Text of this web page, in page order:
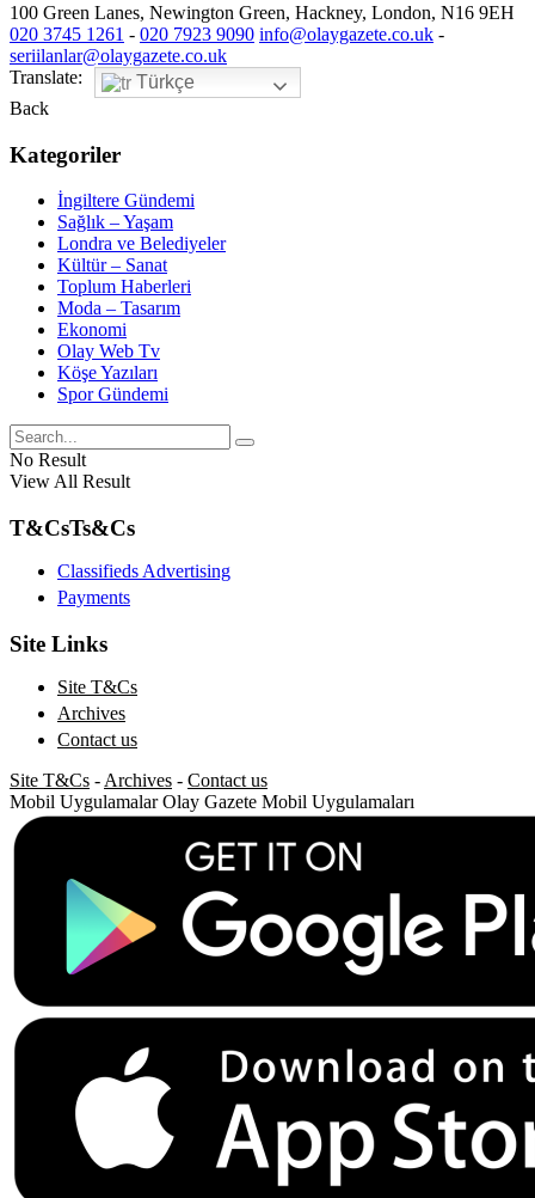
100 Green Lanes, Newington Green, Hackney, London, N16 9EH
020 3745 1261 - 020 7923 9090 info@olaygazete.co.uk -
seriilanlar@olaygazete.co.uk
Translate:
Türkçe
Back
Kategoriler
İngiltere Gündemi
Sağlık – Yaşam
Londra ve Belediyeler
Kültür – Sanat
Toplum Haberleri
Moda – Tasarım
Ekonomi
Olay Web Tv
Köşe Yazıları
Spor Gündemi
No Result
View All Result
T&CsTs&Cs
Classifieds Advertising
Payments
Site Links
Site T&Cs
Archives
Contact us
Site T&Cs - Archives - Contact us
Mobil Uygulamalar Olay Gazete Mobil Uygulamaları